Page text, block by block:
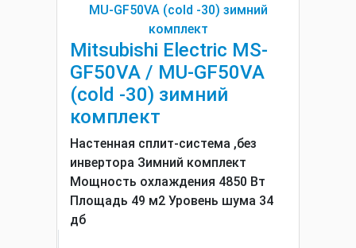
Mitsubishi Electric MS-
GF50VA / MU-GF50VA
(cold -30) зимний
комплект
Настенная сплит-система ,без
инвертора Зимний комплект
Мощность охлаждения 4850 Вт
Площадь 49 м2 Уровень шума 34
дб